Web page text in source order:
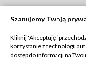
Szanujemy Twoją
Kliknij "Akceptuję i
korzystanie z technologii
dostęp do informacji na